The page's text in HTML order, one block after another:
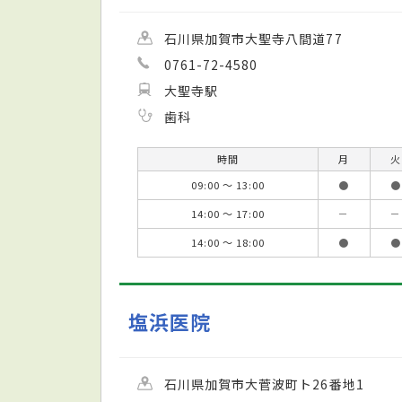
石川県加賀市大聖寺八間道77
0761-72-4580
大聖寺駅
歯科
時間 月 火
09:00 ～ 13:00
● ●
14:00 ～ 17:00
－ －
14:00 ～ 18:00
● ●
塩浜医院
石川県加賀市大菅波町ト26番地1